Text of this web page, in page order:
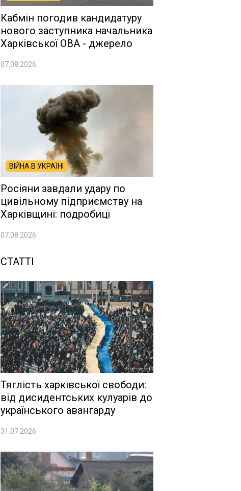
Кабмін погодив кандидатуру
нового заступника начальника
Харківської ОВА - джерело
07.08.2026
ВІЙНА В УКРАЇНІ
Росіяни завдали удару по
цивільному підприємству на
Харківщині: подробиці
07.08.2026
СТАТТІ
Тяглість харківської свободи:
від дисидентських кулуарів до
українського авангарду
31.07.2026